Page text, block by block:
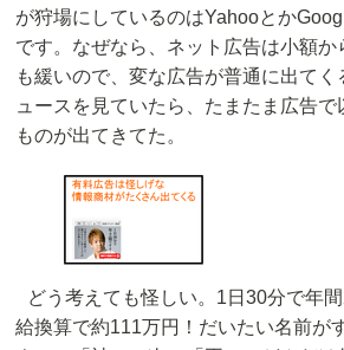
が狩場にしているのはYahooとか
です。なぜなら、ネット広告は小額か
も緩いので、変な広告が普通に出てく
ュースを見ていたら、たまたま広告
ものが出てきてた。
どう考えても怪しい。1日30分で年
給換算で約111万円！だいたい名前が